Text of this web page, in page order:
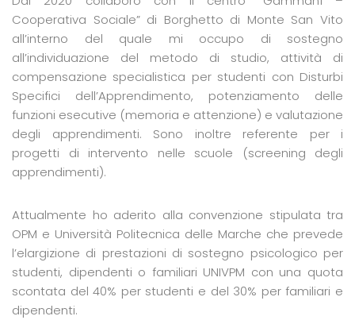
Cooperativa Sociale” di Borghetto di Monte San Vito
all’interno del quale mi occupo di sostegno
all’individuazione del metodo di studio, attività di
compensazione specialistica per studenti con Disturbi
Specifici dell’Apprendimento, potenziamento delle
funzioni esecutive (memoria e attenzione) e valutazione
degli apprendimenti. Sono inoltre referente per i
progetti di intervento nelle scuole (screening degli
apprendimenti).
Attualmente ho aderito alla convenzione stipulata tra
OPM e Università Politecnica delle Marche che prevede
l’elargizione di prestazioni di sostegno psicologico per
studenti, dipendenti o familiari UNIVPM con una quota
scontata del 40% per studenti e del 30% per familiari e
dipendenti.